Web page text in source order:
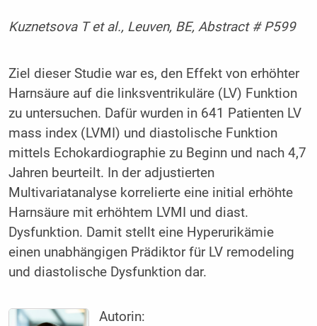
Kuznetsova T et al., Leuven, BE, Abstract # P599
Ziel dieser Studie war es, den Effekt von erhöhter
Harnsäure auf die linksventrikuläre (LV) Funktion
zu untersuchen. Dafür wurden in 641 Patienten LV
mass index (LVMI) und diastolische Funktion
mittels Echokardiographie zu Beginn und nach 4,7
Jahren beurteilt. In der adjustierten
Multivariatanalyse korrelierte eine initial erhöhte
Harnsäure mit erhöhtem LVMI und diast.
Dysfunktion. Damit stellt eine Hyperurikämie
einen unabhängigen Prädiktor für LV remodeling
und diastolische Dysfunktion dar.
Autorin: